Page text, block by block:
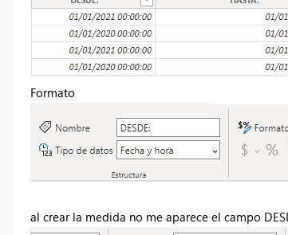
Formato
al crear la medida no me aparece el campo